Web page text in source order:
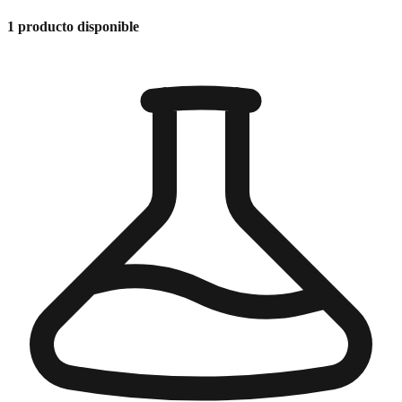
1 producto disponible